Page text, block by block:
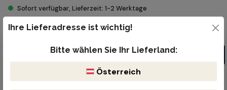
Sofort verfügbar, Lieferzeit: 1-2 Werktage
Produkt Anzahl: Gib den gewünschten Wert ein oder benutze die Schaltflächen um die Anzahl
Flasche
In den Warenkorb
Kostenloser Versand ab 99€
Ihre Lieferadresse ist wichtig!
Bitte wählen Sie Ihr Lieferland:
Österreich